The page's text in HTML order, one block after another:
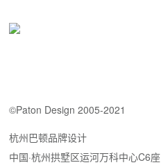
©Paton Design 2005-2021
杭州巴顿品牌设计
中国·杭州拱墅区运河万科中心C6座